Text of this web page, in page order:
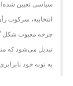
سیاسی تعیین
انتخابیه، سرکوب
چرخه معیوب شکل
تبدیل می‌شود که
به نوبه خود